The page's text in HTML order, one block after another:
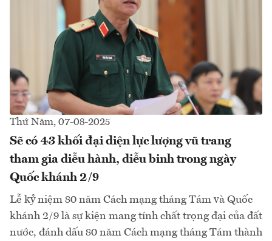
Thứ Năm, 07-08-2025
Sẽ có 43 khối đại diện lực lượng vũ trang
tham gia diễu hành, diễu binh trong ngày
Quốc khánh 2/9
Lễ kỷ niệm 80 năm Cách mạng tháng Tám và Quốc
khánh 2/9 là sự kiện mang tính chất trọng đại của đất
nước, đánh dấu 80 năm Cách mạng tháng Tám thành